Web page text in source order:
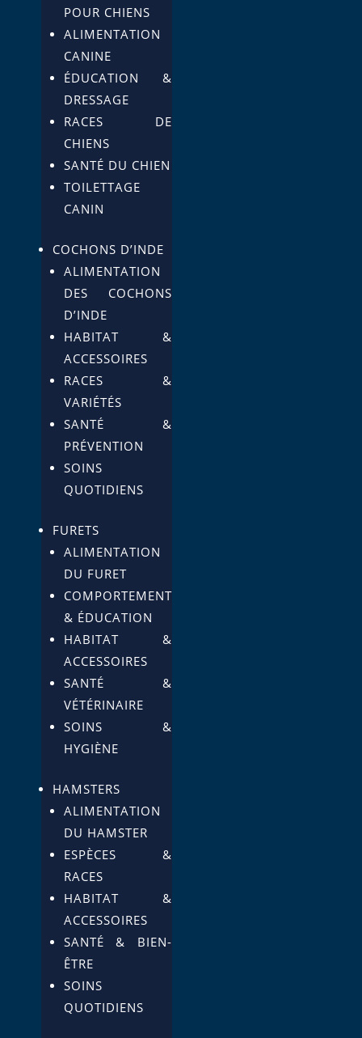
POUR CHIENS
ALIMENTATION
CANINE
ÉDUCATION &
DRESSAGE
RACES DE
CHIENS
SANTÉ DU CHIEN
TOILETTAGE
CANIN
COCHONS D’INDE
ALIMENTATION
DES COCHONS
D’INDE
HABITAT &
ACCESSOIRES
RACES &
VARIÉTÉS
SANTÉ &
PRÉVENTION
SOINS
QUOTIDIENS
FURETS
ALIMENTATION
DU FURET
COMPORTEMENT
& ÉDUCATION
HABITAT &
ACCESSOIRES
SANTÉ &
VÉTÉRINAIRE
SOINS &
HYGIÈNE
HAMSTERS
ALIMENTATION
DU HAMSTER
ESPÈCES &
RACES
HABITAT &
ACCESSOIRES
SANTÉ & BIEN-
ÊTRE
SOINS
QUOTIDIENS